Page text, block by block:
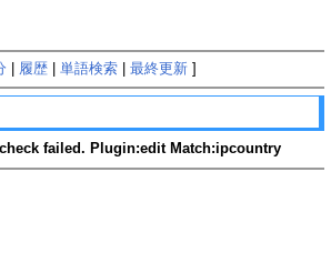
履歴| 単語検索| 最終更新]
failed. Plugin:edit Match:ipcountry